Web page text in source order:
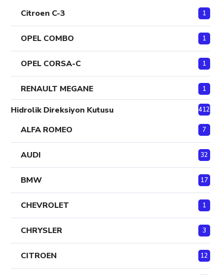
Citroen C-3 1
OPEL COMBO 1
OPEL CORSA-C 1
RENAULT MEGANE 1
Hidrolik Direksiyon Kutusu 412
ALFA ROMEO 7
AUDI 32
BMW 17
CHEVROLET 1
CHRYSLER 3
CITROEN 12